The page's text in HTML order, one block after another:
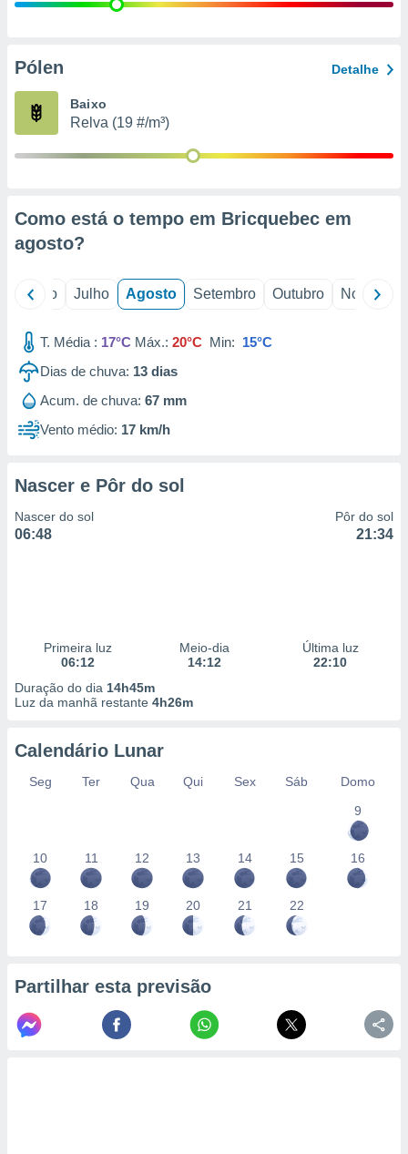
e
de
Pólen Detalhe
Baixo
Relva (19 #/m³)
Como está o tempo em Bricquebec em
agosto?
Junho Julho Agosto Setembro Outubro Novembro
T. Média : 17°C Máx.: 20°C Min: 15°C
Dias de chuva: 13 dias
Acum. de chuva: 67 mm
Vento médio: 17 km/h
Nascer e Pôr do sol
Nascer do sol
06:48
Pôr do sol
21:34
Primeira luz
06:12
Meio-dia
14:12
Última luz
22:10
Duração do dia 14h45m
Luz da manhã restante 4h26m
Calendário Lunar
Seg Ter Qua Qui Sex Sáb
Domo
9
10 11 12 13 14 15 16
17 18 19 20 21 22
Partilhar esta previsão